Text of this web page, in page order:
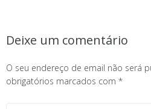
Deixe um comentário
O seu endereço de email não será
obrigatórios marcados com *